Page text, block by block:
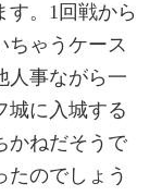
す。1回戦から
ちゃうケース
人事ながら一
城に入城する
かねだそうで
たのでしょう